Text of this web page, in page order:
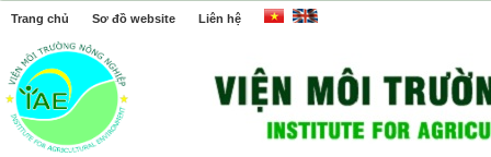
Trang chủ Sơ đồ website Liên hệ